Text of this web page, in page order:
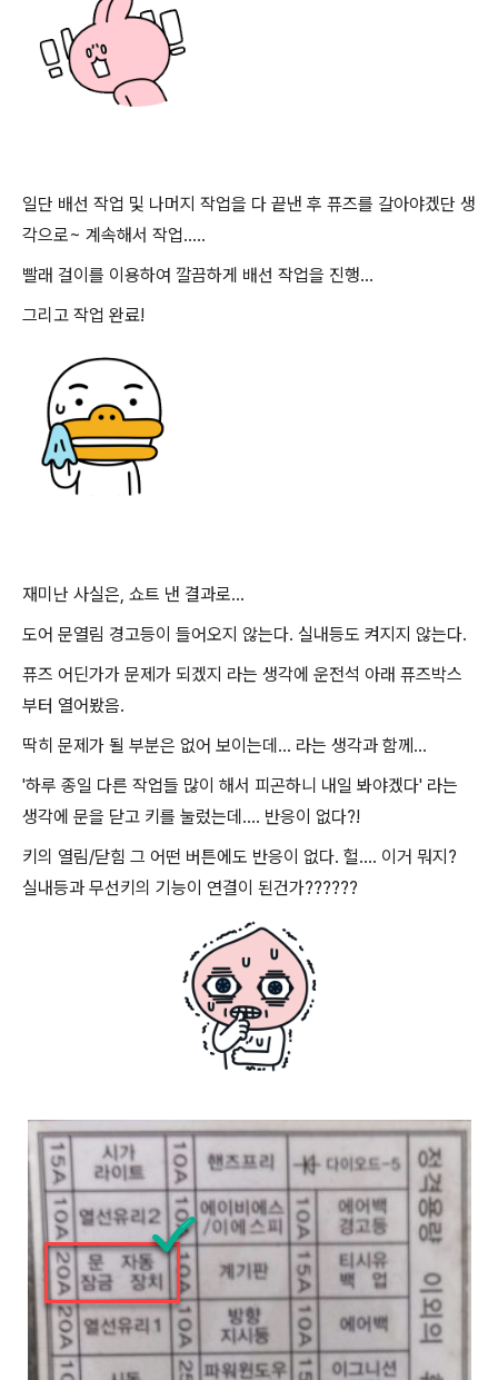
일단 배선 작업 및 나머지 작업을 다 끝낸 후 퓨즈를 갈아야겠단 생
각으로~ 계속해서 작업.....
빨래 걸이를 이용하여 깔끔하게 배선 작업을 진행...
그리고 작업 완료!
재미난 사실은, 쇼트 낸 결과로...
도어 문열림 경고등이 들어오지 않는다. 실내등도 켜지지 않는다.
퓨즈 어딘가가 문제가 되겠지 라는 생각에 운전석 아래 퓨즈박스
부터 열어봤음.
딱히 문제가 될 부분은 없어 보이는데... 라는 생각과 함께...
'하루 종일 다른 작업들 많이 해서 피곤하니 내일 봐야겠다' 라는
생각에 문을 닫고 키를 눌렀는데.... 반응이 없다?!
키의 열림/닫힘 그 어떤 버튼에도 반응이 없다. 헐.... 이거 뭐지?
실내등과 무선키의 기능이 연결이 된건가??????